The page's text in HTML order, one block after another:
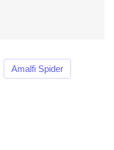
Amalfi Spider